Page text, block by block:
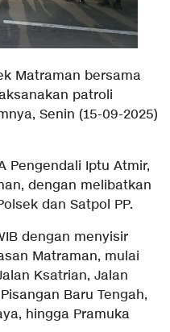
Matraman bersama
patroli
Senin (15-09-2025)
Pengendali Iptu Atmir,
dengan melibatkan
dan Satpol PP.
dengan menyisir
Matraman, mulai
Ksatrian, Jalan
Baru Tengah,
hingga Pramuka